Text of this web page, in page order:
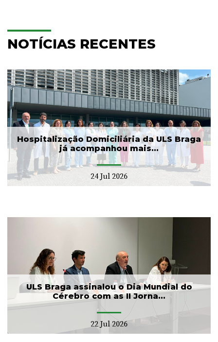
NOTÍCIAS RECENTES
Hospitalização Domiciliária da ULS Braga
já acompanhou mais...
24 Jul 2026
ULS Braga assinalou o Dia Mundial do
Cérebro com as II Jorna...
22 Jul 2026